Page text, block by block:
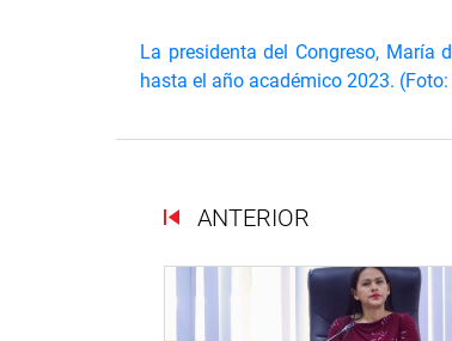
La presidenta del Congreso, María
hasta el año académico 2023.
ANTERIOR